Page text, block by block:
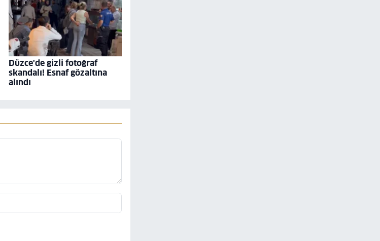
Düzce'de gizli fotoğraf
skandalı! Esnaf gözaltına
alındı